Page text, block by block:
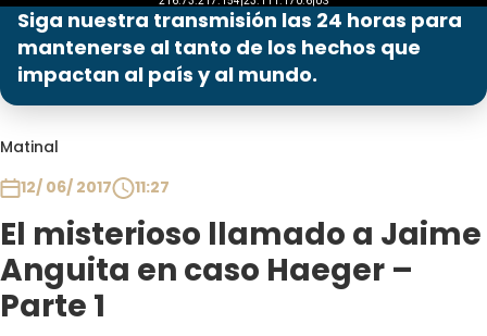
Siga nuestra transmisión las 24 horas para
mantenerse al tanto de los hechos que
impactan al país y al mundo.
Matinal
12/ 06/ 2017
11:27
El misterioso llamado a Jaime
Anguita en caso Haeger –
Parte 1
Programas
Club De La Comedia
Contigo en Directo
Plan Perfecto
El Tiempo
Sabingo
Todos Los Programas